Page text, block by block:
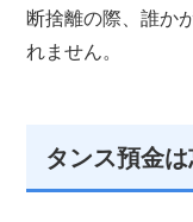
断捨離の際、誰か
れません。
タンス預金